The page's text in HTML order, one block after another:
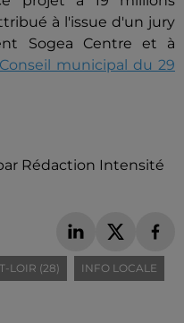
à l'issue d'un jury
Sogea Centre et à
Conseil municipal du 29
Rédaction Intensité
LOIR (28) INFO LOCALE